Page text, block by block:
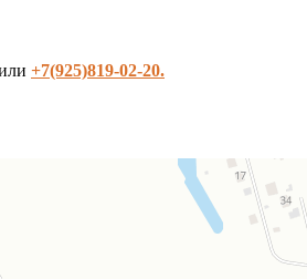
+7(925)819-02-20.